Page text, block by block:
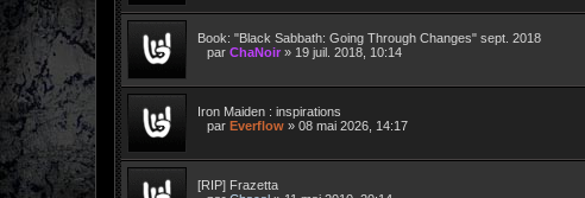
Book: "Black Sabbath: Going Through Changes" sept. 2018
par ChaNoir » 19 juil. 2018, 10:14
Iron Maiden : inspirations
par Everflow » 08 mai 2026, 14:17
[RIP] Frazetta